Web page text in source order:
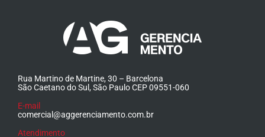
Rua Martino de Martine, 30 – Barcelona
São Caetano do Sul, São Paulo CEP 09551-060
E-mail
comercial@aggerenciamento.com.br
Atendimento